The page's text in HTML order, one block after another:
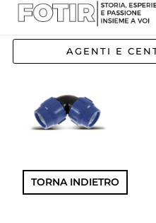
AGENTI E
TORNA INDIETRO